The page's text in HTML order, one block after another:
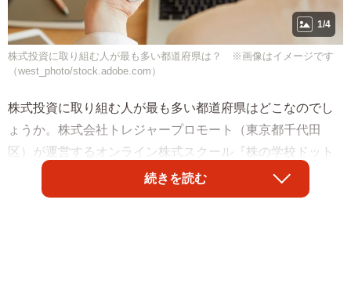
1/4
株式投資に取り組む人が最も多い都道府県は？ ※画像はイメージです
（west_photo/stock.adobe.com）
株式投資に取り組む人が最も多い都道府県はどこなのでし
ょうか。株式会社トレジャープロモート（東京都千代田
区）が運営するオンライン株式スクール『株の学校ドット
コム』が実施した「株式投資への取り組み」に関する調査
によると、1位は「東京都」で、3人に1人以上が株式投資を
続きを読む